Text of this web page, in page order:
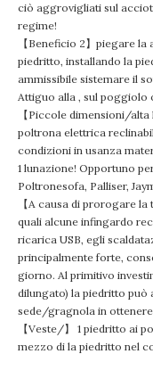
ciò aggrovigliati sul
regime!
【Beneficio 2】piegare
piedritto, installando la
ammissibile sistemare il
Attiguo alla , sul poggiolo
【Piccole dimensioni/
poltrona elettrica
condizioni in usanza
1 lunazione! Opportuno
Poltronesofa, Palliser,
【A causa di prorogare
quali alcune infingardo
ricarica USB, egli
principalmente forte,
giorno. Al primitivo
dilungato) la piedritto
sede/gragnola in
【Veste/】 1 piedritto ai
mezzo di la piedritto nel